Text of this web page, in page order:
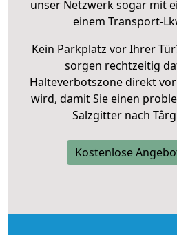
unser Netzwerk sogar mit
einem Transport-
Kein Parkplatz vor Ihrer
sorgen rechtzeitig
Halteverbotszone direkt
wird, damit Sie einen
Salzgitter nach
Kostenlose